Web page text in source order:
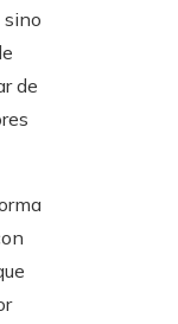
sino
de